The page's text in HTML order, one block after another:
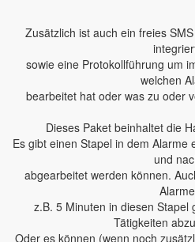
Zusätzlich ist auch ein freies
sowie eine Protokollführung um
welchen
bearbeitet hat oder was zu oder
Dieses Paket beinhaltet die
Es gibt einen Stapel in dem Alarme
und
abgearbeitet werden können.
Alarme
z.B. 5 Minuten in diesen Stapel
Tätigkeiten
Oder es können (wenn noch